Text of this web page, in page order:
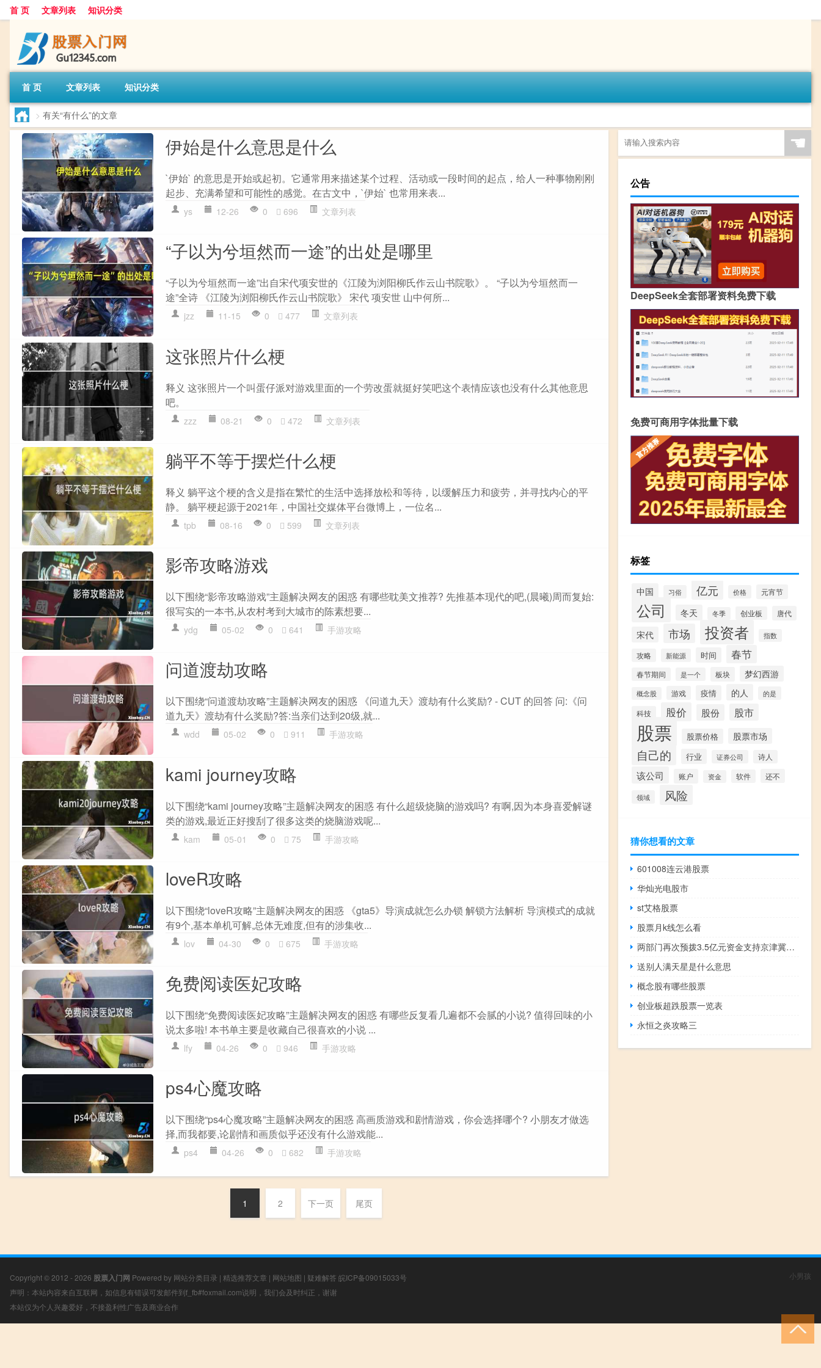
首 页 文章列表 知识分类
首 页 文章列表 知识分类
> 有关“有什么”的文章
伊始是什么意思是什么
`伊始` 的意思是开始或起初。它通常用来描述某个过程、活动或一段时间的起点，给人一种事物刚刚
起步、充满希望和可能性的感觉。在古文中，`伊始` 也常用来表...
ys 12-26 0 696 文章列表
“子以为兮垣然而一途”的出处是哪里
“子以为兮垣然而一途”出自宋代项安世的《江陵为浏阳柳氏作云山书院歌》。 “子以为兮垣然而一
途”全诗 《江陵为浏阳柳氏作云山书院歌》 宋代 项安世 山中何所...
jzz 11-15 0 477 文章列表
这张照片什么梗
释义 这张照片一个叫蛋仔派对游戏里面的一个劳改蛋就挺好笑吧这个表情应该也没有什么其他意思
吧。
zzz 08-21 0 472 文章列表
躺平不等于摆烂什么梗
释义 躺平这个梗的含义是指在繁忙的生活中选择放松和等待，以缓解压力和疲劳，并寻找内心的平
静。 躺平梗起源于2021年，中国社交媒体平台微博上，一位名...
tpb 08-16 0 599 文章列表
影帝攻略游戏
以下围绕“影帝攻略游戏”主题解决网友的困惑 有哪些耽美文推荐? 先推基本现代的吧,(晨曦)周而复始:
很写实的一本书,从农村考到大城市的陈素想要...
ydg 05-02 0 641 手游攻略
问道渡劫攻略
以下围绕“问道渡劫攻略”主题解决网友的困惑 《问道九天》渡劫有什么奖励? - CUT 的回答 问:《问
道九天》渡劫有什么奖励?答:当亲们达到20级,就...
wdd 05-02 0 911 手游攻略
kami journey攻略
以下围绕“kami journey攻略”主题解决网友的困惑 有什么超级烧脑的游戏吗? 有啊,因为本身喜爱解谜
类的游戏,最近正好搜刮了很多这类的烧脑游戏呢...
kam 05-01 0 75 手游攻略
loveR攻略
以下围绕“loveR攻略”主题解决网友的困惑 《gta5》导演成就怎么办锁 解锁方法解析 导演模式的成就
有9个,基本单机可解,总体无难度,但有的涉集收...
lov 04-30 0 675 手游攻略
免费阅读医妃攻略
以下围绕“免费阅读医妃攻略”主题解决网友的困惑 有哪些反复看几遍都不会腻的小说? 值得回味的小
说太多啦! 本书单主要是收藏自己很喜欢的小说 ...
lfy 04-26 0 946 手游攻略
ps4心魔攻略
以下围绕“ps4心魔攻略”主题解决网友的困惑 高画质游戏和剧情游戏，你会选择哪个? 小朋友才做选
择,而我都要,论剧情和画质似乎还没有什么游戏能...
ps4 04-26 0 682 手游攻略
1 2 下一页 尾页
☚
公告
DeepSeek全套部署资料免费下载
免费可商用字体批量下载
标签
中国 习俗 亿元 价格 元宵节
公司 冬天 冬季 创业板 唐代
宋代 市场 投资者 指数
攻略 新能源 时间 春节
春节期间 是一个 板块 梦幻西游
概念股 游戏 疫情 的人 的是
科技 股价 股份 股市
股票 股票价格 股票市场
自己的 行业 证券公司 诗人
该公司 账户 资金 软件 还不
领域 风险
猜你想看的文章
601008连云港股票
华灿光电股市
st艾格股票
股票月k线怎么看
两部门再次预拨3.5亿元资金支持京津冀等地及东北地区防汛救灾工作
送别人满天星是什么意思
概念股有哪些股票
创业板超跌股票一览表
永恒之炎攻略三
Copyright © 2012 - 2026 股票入门网 Powered by 网站分类目录 | 精选推荐文章 | 网站地图 | 疑难解答 皖ICP备09015033号
声明：本站内容来自互联网，如信息有错误可发邮件到f_fb#foxmail.com说明，我们会及时纠正，谢谢
本站仅为个人兴趣爱好，不接盈利性广告及商业合作
小男孩